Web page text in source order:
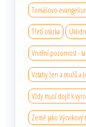
Tomášovo
Třetí otázka
Vnitřní pozornost -
Vztahy žen a mužů a
Vždy musí dojít k
Země jako Výcvikový